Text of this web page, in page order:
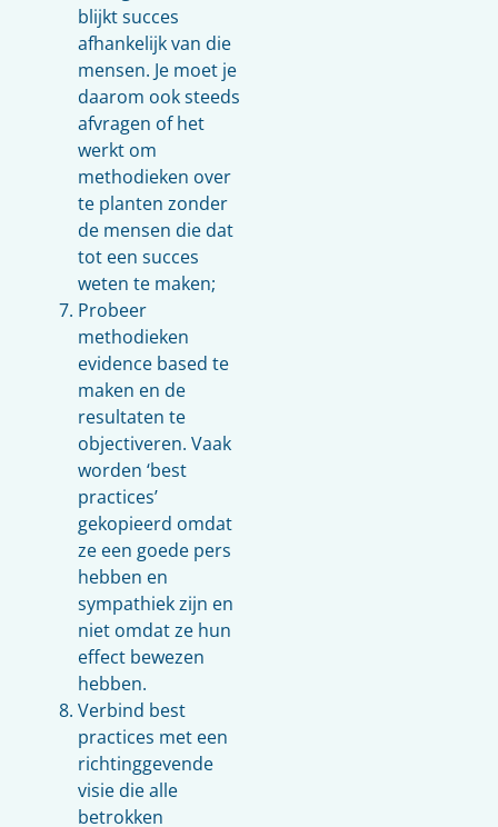
blijkt succes
afhankelijk van die
mensen. Je moet je
daarom ook steeds
afvragen of het
werkt om
methodieken over
te planten zonder
de mensen die dat
tot een succes
weten te maken;
Probeer
methodieken
evidence based te
maken en de
resultaten te
objectiveren. Vaak
worden ‘best
practices’
gekopieerd omdat
ze een goede pers
hebben en
sympathiek zijn en
niet omdat ze hun
effect bewezen
hebben.
Verbind best
practices met een
richtinggevende
visie die alle
betrokken